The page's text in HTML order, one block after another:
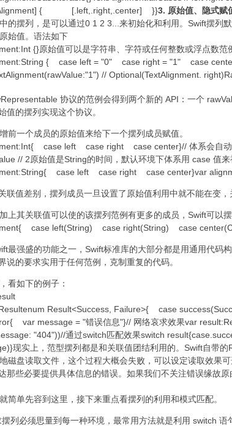
{ [.left,.right,.center] }}3. 原始值、隐式赋
的摆列，是可以通过0 1 2 3...来初始化和利用。Swift摆列
始值。语法如下
{}原始值可以是字符串、字符或任何整数或浮点数范
{ case left = "0" case right = "1" case center
// Optional(TextAlignment.
协议的范例会得到两个新的 API：一个
值的摆列实现这个协议。
前一个成员的原始值来给下一个摆列成员赋值。
case left case right case center}// 体系会自动
// 2原始值是String的时间，默认环境下体系用 case 值来
case left case right case center}var
联值差别，摆列成员一旦设置了原始值利用中就不能在变，
上其关联值可以使的该摆列范例有更多的成员，Swift可以
case left(String) case right(String) case
最强盛的功能之一，Swift标准库的大部分都是用通用代码
说的要求实用于任何范例，克制重复的代码。
看如下的例子：
Result<Success, Failure>{ case
var message = "错误信息"}// 网络哀求效果var
"404"))//通过switch匹配效果switch
现实上，范型摆列都是和关联值团结利用的。Swift自带的
磁盘读取文件，这个过程大概会失败，可以设定读取效果
那些必要提供具体信息的错误。如果我们不关注错误缘故
简单先容到这里，接下来重点看摆列的利用和模式匹配。
摆列必须思量到每一种环境，最常用方法就是利用 switch 语